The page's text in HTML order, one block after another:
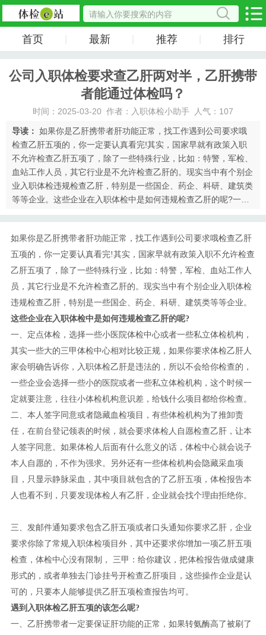
首页 最新 推荐 排行
公司入职体检要求查乙肝两对半，乙肝携带
者能通过体检吗？
时间：2025-03-20 作者：入职体检小助手 人气：107
导读： 如果你是乙肝携带者肝功能正常，找工作遇到公司要求哦
检查乙肝五项的，你一定要认真看完!其实，国家早就有政策入职
不允许检查乙肝五项了，除了一些特殊行业，比如：特警，军检、
血站工作人员，其它行业是不允许检查乙肝的。现实当中有个别企
业入职体检违规检查乙肝，特别是一些国企、药企、科研、建筑类
等等企业。这些企业在入职体检中是如何违规检查乙肝的呢?一、
定点体检，选择一些小医院体检中心或者一些私立体检机构，其实
如果你是乙肝携带者肝功能正常，找工作遇到公司要求哦检查乙肝
五项的，你一定要认真看完!其实，国家早就有政策入职不允许检查
乙肝五项了，除了一些特殊行业，比如：特警，军检、血站工作人
员，其它行业是不允许检查乙肝的。现实当中有个别企业入职体检
违规检查乙肝，特别是一些国企、药企、科研、建筑类等等企业。
这些企业在入职体检中是如何违规检查乙肝的呢?
一、定点体检，选择一些小医院体检中心或者一些私立体检机构，
其实一些大的三甲体检中心相对比较正规，如果你要求体检乙肝人
家会明确告诉你，入职体检乙肝是违法的，所以不会给你检查的，
一些企业会选择一些小的医院或者一些私立体检机构，这个时候一
定就要注意，往往小体检机构意识差，给钱什么项目都给你检查。
二、本人签字同意或者隐藏血检项目，有些体检机构为了推卸责
任，在前台登记领表的时候，就会要求体检人自愿检查乙肝，让本
人签字同意。如果体检人后面有什么意义的话，体检中心就会说子
本人自愿的，不作为强求。另外还有一些体检机构会隐藏采血项
目，只显示静脉采血，其中项目就包含的了乙肝五项，体检报告本
人也看不到，只要发现体检人有乙肝，企业就会找个理由拒绝你。
三、发邮件通知要求包含乙肝五项或者口头通知你要求乙肝，企业
要求你除了常规入职体检项目外，其中还要求你增加一项乙肝五项
检查，体检中心没有限制， 三甲：给你建议，把体检报告做成健康
形式的，或者单独去门诊挂号开检查乙肝项目，这些操作企业是认
可的，只要本人能够提供乙肝五项检查报告均可。
遇到入职体检乙肝五项的该怎么呢?
一、乙肝携带者一定要保证肝功能的正常，如果转氨酶高了被刷了